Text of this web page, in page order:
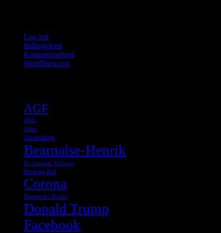
Log ind
Indlægsfeed
Kommentarfeed
WordPress.org
AGF
Aldi
Alien
Australien
Bearnaise-Henrik
Bo Gorzelak Pedersen
Breaking Bad
Corona
Danmarks Radio
Donald Trump
Facebook